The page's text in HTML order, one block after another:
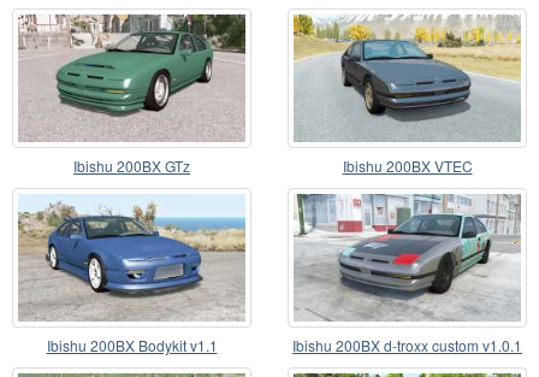
Ibishu 200BX GTz Ibishu 200BX VTEC
Ibishu 200BX Bodykit v1.1 Ibishu 200BX d-troxx custom v1.0.1